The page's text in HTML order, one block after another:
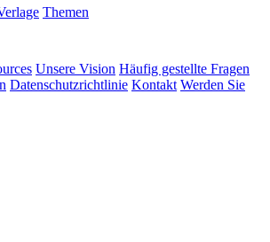
Themen
Unsere Vision Häufig gestellte Fragen
Datenschutzrichtlinie Kontakt Werden Sie